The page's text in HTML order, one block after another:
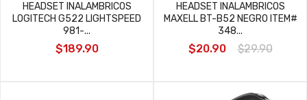
HEADSET INALAMBRICOS
LOGITECH G522 LIGHTSPEED
981-...
$189.90
HEADSET INALAMBRICOS
MAXELL BT-B52 NEGRO ITEM#
348...
$20.90 $29.90